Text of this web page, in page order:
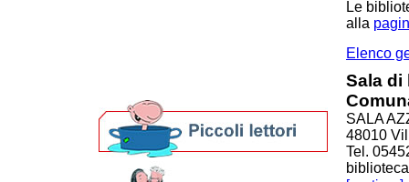
Le
alla
Elenco
Sala di
SALA
48010
Tel.